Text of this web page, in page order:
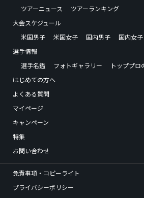
ツアーニュース
ツアーランキング
大会スケジュール
米国男子
米国女子 国内男子
国内女子
選手情報
選手名鑑
フォトギャラリー
トッププロ
はじめての方へ
よくある質問
マイページ
キャンペーン
特集
お問い合わせ
免責事項・コピーライト
プライバシーポリシー